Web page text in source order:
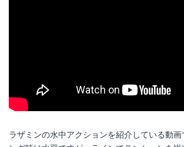
ラザミンの水中アクションを紹介している動画